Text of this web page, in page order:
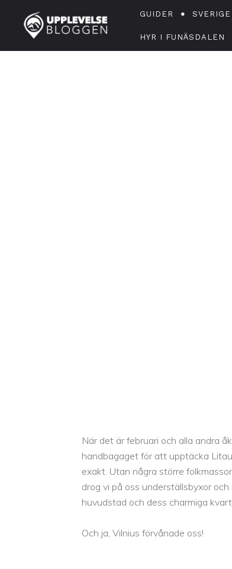
GUIDER SVERIGE
HYR I FUNÄSDALEN
När det är februari och alla andra
handbagaget för att upptäcka
exakt. Utan några större
drog vi på oss underställsbyxor
huvudstad och dess charmiga
Och ja, Vilnius förvånade oss!